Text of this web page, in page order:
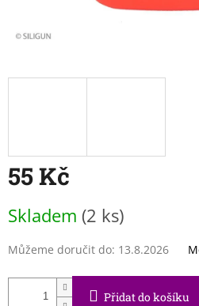
55 Kč
cena:
Skladem (2 ks)
Můžeme doručit do: 13.8.2026
Přidat do košíku